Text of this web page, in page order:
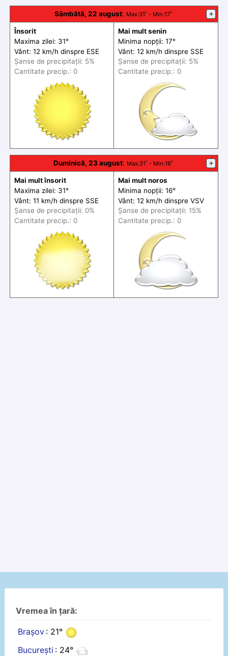
Sâmbătă, 22 august: Max:31˚ - Min:17˚ +
Însorit
Maxima zilei: 31°
Vânt: 12 km/h dinspre ESE
Șanse de precipitații: 5%
Cantitate precip.: 0
Mai mult senin
Minima nopții: 17°
Vânt: 12 km/h dinspre SSE
Șanse de precipitații: 5%
Cantitate precip.: 0
Duminică, 23 august: Max:31˚ - Min:16˚ +
Mai mult însorit
Maxima zilei: 31°
Vânt: 11 km/h dinspre SSE
Șanse de precipitații: 0%
Cantitate precip.: 0
Mai mult noros
Minima nopții: 16°
Vânt: 12 km/h dinspre VSV
Șanse de precipitații: 15%
Cantitate precip.: 0
Vremea în țară:
Brașov : 21°
București : 24°